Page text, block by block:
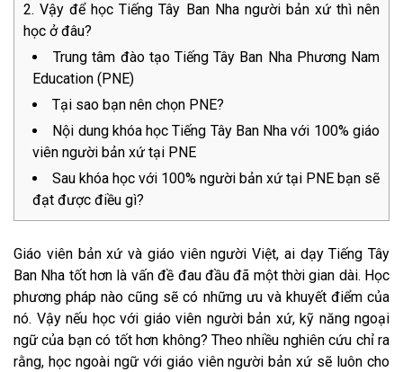
Vậy để học Tiếng Tây Ban Nha người bản xứ thì nên
học ở đâu?
Trung tâm đào tạo Tiếng Tây Ban Nha Phương Nam
Education (PNE)
Tại sao bạn nên chọn PNE?
Nội dung khóa học Tiếng Tây Ban Nha với 100% giáo
viên người bản xứ tại PNE
Sau khóa học với 100% người bản xứ tại PNE bạn sẽ
đạt được điều gì?
Giáo viên bản xứ và giáo viên người Việt, ai dạy Tiếng Tây
Ban Nha tốt hơn là vấn đề đau đầu đã một thời gian dài. Học
phương pháp nào cũng sẽ có những ưu và khuyết điểm của
nó. Vậy nếu học với giáo viên người bản xứ, kỹ năng ngoại
ngữ của bạn có tốt hơn không? Theo nhiều nghiên cứu chỉ ra
rằng, học ngoài ngữ với giáo viên người bản xứ sẽ luôn cho